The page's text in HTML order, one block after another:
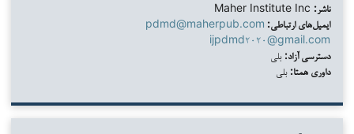
ناشر:
ایمیل‌های ارتباطی: pdmd@maherpub.com
ijpdmd۲۰۲۰@gmail.com
دسترسی آزاد: بلی
داوری همتا: بلی